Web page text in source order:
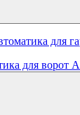
для
для ворот